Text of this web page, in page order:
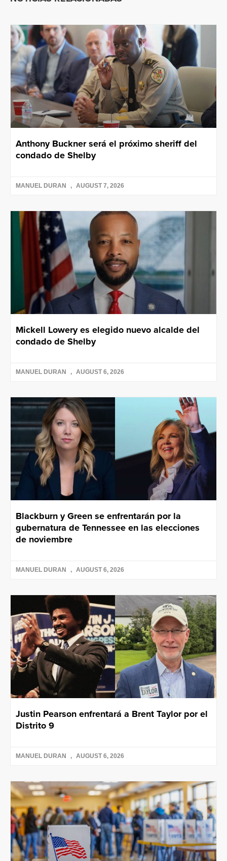
Anthony Buckner será el próximo sheriff del
condado de Shelby
MANUEL DURAN AUGUST 7, 2026
Mickell Lowery es elegido nuevo alcalde del
condado de Shelby
MANUEL DURAN AUGUST 6, 2026
Blackburn y Green se enfrentarán por la
gubernatura de Tennessee en las elecciones
de noviembre
MANUEL DURAN AUGUST 6, 2026
Justin Pearson enfrentará a Brent Taylor por el
Distrito 9
MANUEL DURAN AUGUST 6, 2026